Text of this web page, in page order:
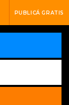
PUBLICÁ GRATIS